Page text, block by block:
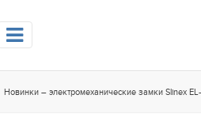
Новинки – электромеханические замки Slinex